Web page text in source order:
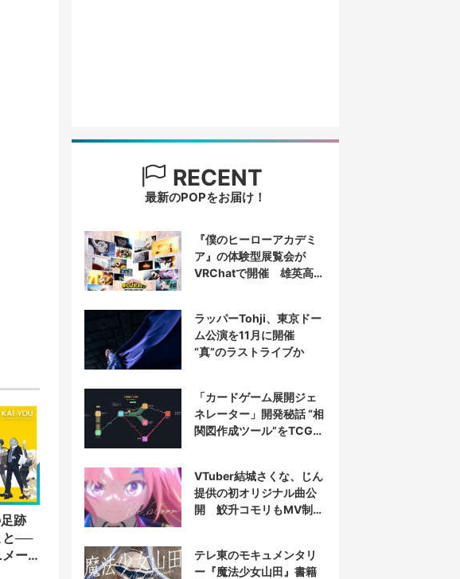
跡
と──
ー
RECENT
最新のPOPをお届け！
『僕のヒーローアカデミ
ア』の体験型展覧会が
VRChatで開催 雄英高校
ラッパーTohji、東京ドー
ム公演を11月に開催
“真”のラストライブか
「カードゲーム展開ジェ
ネレーター」開発秘話 “相
関図作成ツール”をTCG向
VTuber結城さくな、じん
提供の初オリジナル曲公
開 鮫升コモリもMV制作
テレ東のモキュメンタリ
ー『魔法少女山田』書籍